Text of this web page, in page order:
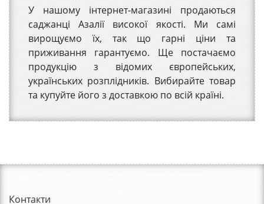
У нашому інтернет-магазині продаються
саджанці Азалії високої якості. Ми самі
вирощуємо їх, так що гарні ціни та
приживання гарантуємо. Ще постачаємо
продукцію з відомих європейських,
українських розплідників. Вибирайте товар
та купуйте його з доставкою по всій країні.
Контакти